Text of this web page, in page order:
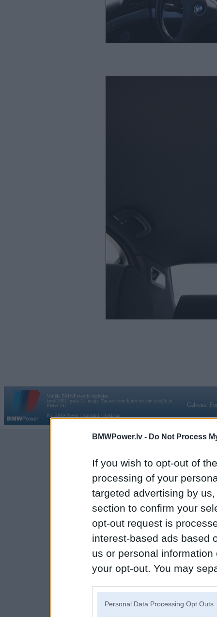
BMWPower.lv - Do Not Process
If you wish to opt-out of
processing of your
targeted advertising by
section to confirm your
opt-out request is
interest-based ads based
us or personal
your opt-out. You may
Personal Data Processing Opt Outs
Vortāls BMWPower.lv darbojas
kopš 2002. gada 14. maija. Tas nav auto klubs un nav saistīts ar
BMW AG.
Par BMWPower
Kontakti Reklāma
Galvena